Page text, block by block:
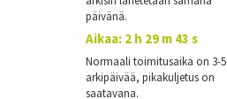
päivänä.
Aikaa: 2 h 29 m 43 s
Normaali toimitusaika on 3-5
arkipäivää, pikakuljetus on
saatavana.